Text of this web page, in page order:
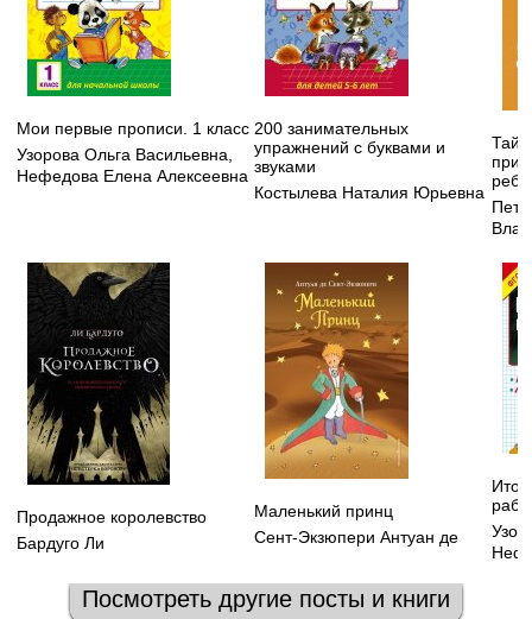
Мои первые прописи. 1 класс
Узорова Ольга Васильевна
Нефедова Елена Алексеевна
200 занимательных
упражнений с буквами и
звуками
Костылева Наталия Юрьевна
Продажное королевство
Бардуго Ли
Маленький принц
Сент-Экзюпери Антуан де
Посмотреть другие посты и книги